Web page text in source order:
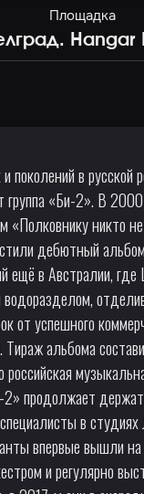
Площадка
Hangar
поколений в русской
группа «Би-2». В
«Полковнику никто
дебютный
ещё в Австралии,
от успешного
альбома
российская
продолжает
в
впервые вышли на
и регулярно